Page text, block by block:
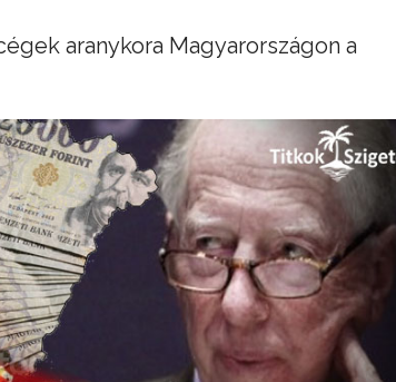
aranykora Magyarországon a